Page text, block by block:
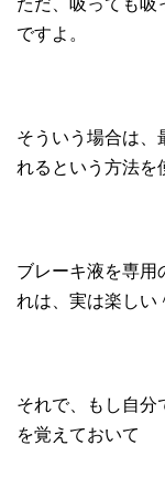
ですよ。
そういう場合は、
れるという方法を
ブレーキ液を専用
れは、実は楽しい
それで、もし自分
を覚えておいて